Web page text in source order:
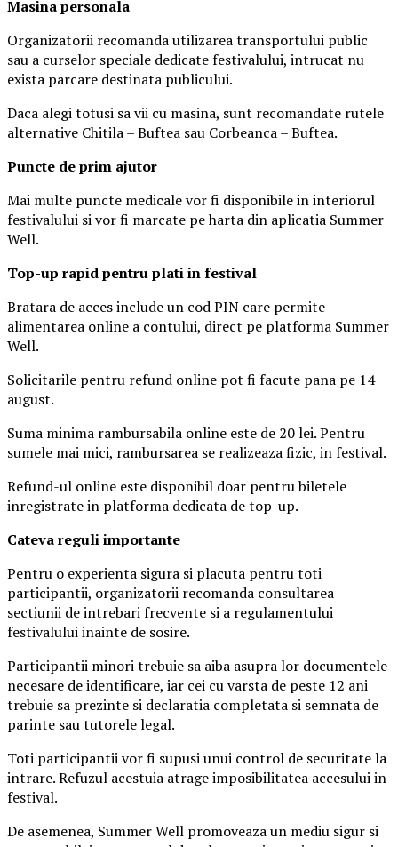
Masinapersonala
Organizatorii recomanda utilizarea transportului public
sau a curselor speciale dedicate festivalului, intrucat nu
exista parcare destinata publicului.
Daca alegi totusi sa vii cu masina, sunt recomandate rutele
alternative Chitila – Buftea sau Corbeanca – Buftea.
Puncte de prim ajutor
Mai multe puncte medicale vor fi disponibile in interiorul
festivalului si vor fi marcate pe harta din aplicatia Summer
Well.
Top-up rapid pentru plati in festival
Bratara de acces include un cod PIN care permite
alimentarea online a contului, direct pe platforma Summer
Well.
Solicitarile pentru refund online pot fi facute pana pe 14
august.
Suma minima rambursabila online este de 20 lei. Pentru
sumele mai mici, rambursarea se realizeaza fizic, in festival.
Refund-ul online este disponibil doar pentru biletele
inregistrate in platforma dedicata de top-up.
Cateva reguli importante
Pentru o experienta sigura si placuta pentru toti
participantii, organizatorii recomanda consultarea
sectiunii de intrebari frecvente si a regulamentului
festivalului inainte de sosire.
Participantii minori trebuie sa aiba asupra lor documentele
necesare de identificare, iar cei cu varsta de peste 12 ani
trebuie sa prezinte si declaratia completata si semnata de
parinte sau tutorele legal.
Toti participantii vor fi supusi unui control de securitate la
intrare. Refuzul acestuia atrage imposibilitatea accesului in
festival.
De asemenea, Summer Well promoveaza un mediu sigur si